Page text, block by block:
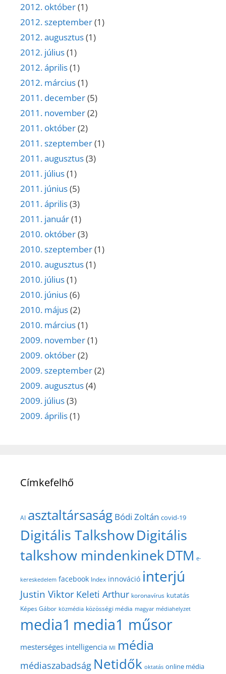
2012. október(1)
2012. szeptember(1)
2012. augusztus(1)
2012. július(1)
2012. április(1)
2012. március(1)
2011. december(5)
2011. november(2)
2011. október(2)
2011. szeptember(1)
2011. augusztus(3)
2011. július(1)
2011. június(5)
2011. április(3)
2011. január(1)
2010. október(3)
2010. szeptember(1)
2010. augusztus(1)
2010. július(1)
2010. június(6)
2010. május(2)
2010. március(1)
2009. november(1)
2009. október(2)
2009. szeptember(2)
2009. augusztus(4)
2009. július(3)
2009. április(1)
Címkefelhő
AI asztaltársaság Bódi Zoltán covid-19
Digitális TalkshowDigitális
talkshow mindenkinekDTM e-
kereskedelem facebook Index innováció interjú
Justin Viktor Keleti Arthur koronavírus kutatás
Képes Gábor közmédia közösségi média magyar médiahelyzet
media1 media1 műsor
mesterséges intelligencia MI média
médiaszabadság Netidők oktatás online média